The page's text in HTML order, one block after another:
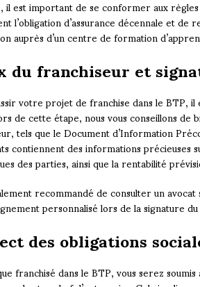
est important de se conformer aux
l’obligation d’assurance décennale et
auprès d’un centre de formation
du franchiseur et
votre projet de franchise dans le BTP,
de cette étape, nous vous conseillons
tels que le Document d’Information
contiennent des informations
des parties, ainsi que la rentabilité
recommandé de consulter un
personnalisé lors de la signature
des obligations
franchisé dans le BTP, vous serez